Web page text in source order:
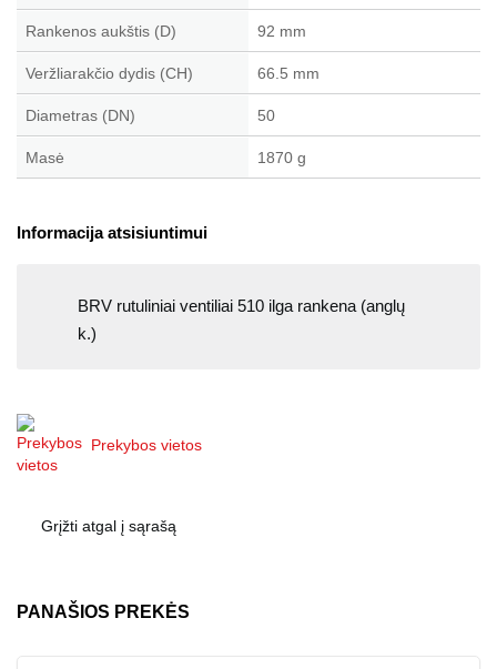
Rankenos aukštis (D) 92 mm
Veržliarakčio dydis (CH) 66.5 mm
Diametras (DN) 50
Masė 1870 g
Informacija atsisiuntimui
BRV rutuliniai ventiliai 510 ilga rankena (anglų
k.)
Prekybos vietos
Grįžti atgal į sąrašą
PANAŠIOS PREKĖS